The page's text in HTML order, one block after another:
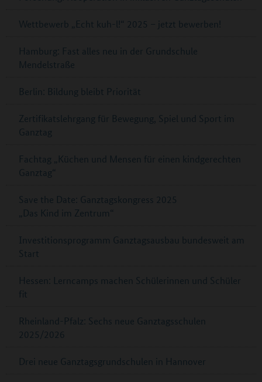
Wettbewerb „Echt kuh-l!“ 2025 – jetzt bewerben!
Hamburg: Fast alles neu in der Grundschule
Mendelstraße
Berlin: Bildung bleibt Priorität
Zertifikatslehrgang für Bewegung, Spiel und Sport im
Ganztag
Fachtag „Küchen und Mensen für einen kindgerechten
Ganztag“
Save the Date: Ganztagskongress 2025
„Das Kind im Zentrum“
Investitionsprogramm Ganztagsausbau bundesweit am
Start
Hessen: Lerncamps machen Schülerinnen und Schüler
fit
Rheinland-Pfalz: Sechs neue Ganztagsschulen
2025/2026
Drei neue Ganztagsgrundschulen in Hannover